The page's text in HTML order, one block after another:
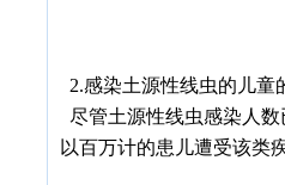
2.感染土源性线虫的儿童
尽管土源性线虫感染人
以百万计的患儿遭受该类